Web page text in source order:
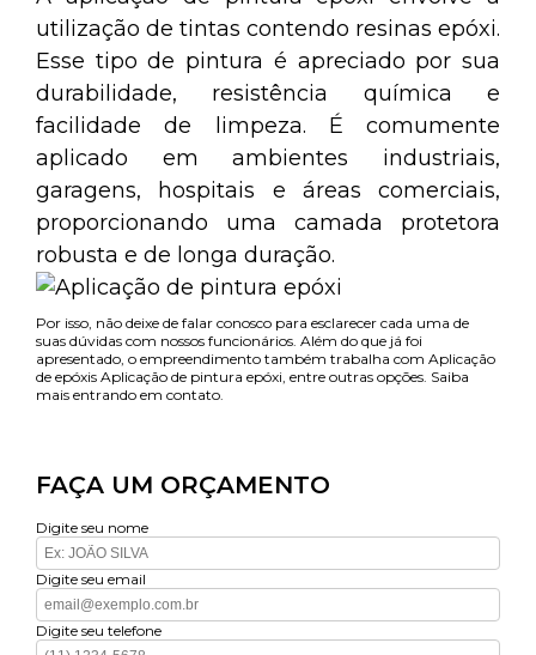
utilização de tintas contendo resinas epóxi.
Esse tipo de pintura é apreciado por sua
durabilidade, resistência química e
facilidade de limpeza. É comumente
aplicado em ambientes industriais,
garagens, hospitais e áreas comerciais,
proporcionando uma camada protetora
robusta e de longa duração.
Por isso, não deixe de falar conosco para esclarecer cada uma de
suas dúvidas com nossos funcionários. Além do que já foi
apresentado, o empreendimento também trabalha com Aplicação
de epóxis Aplicação de pintura epóxi, entre outras opções. Saiba
mais entrando em contato.
FAÇA UM ORÇAMENTO
Digite seu nome
Digite seu email
Digite seu telefone